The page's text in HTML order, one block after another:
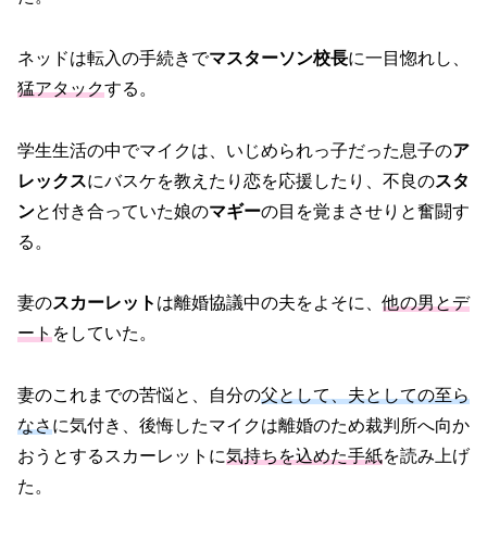
ネッドは転入の手続きでマスターソン校長に一目惚れし、
猛アタックする。
学生生活の中でマイクは、いじめられっ子だった息子のア
レックスにバスケを教えたり恋を応援したり、不良のスタ
ンと付き合っていた娘のマギーの目を覚まさせりと奮闘す
る。
妻のスカーレット は離婚協議中の夫をよそに、他の男とデ
ートをしていた。
妻のこれまでの苦悩と、自分の父として、夫としての至ら
なさに気付き、後悔したマイクは離婚のため裁判所へ向か
おうとするスカーレットに気持ちを込めた手紙を読み上げ
た。